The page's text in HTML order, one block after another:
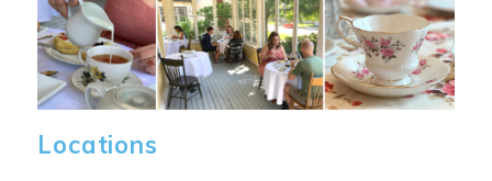
Locations